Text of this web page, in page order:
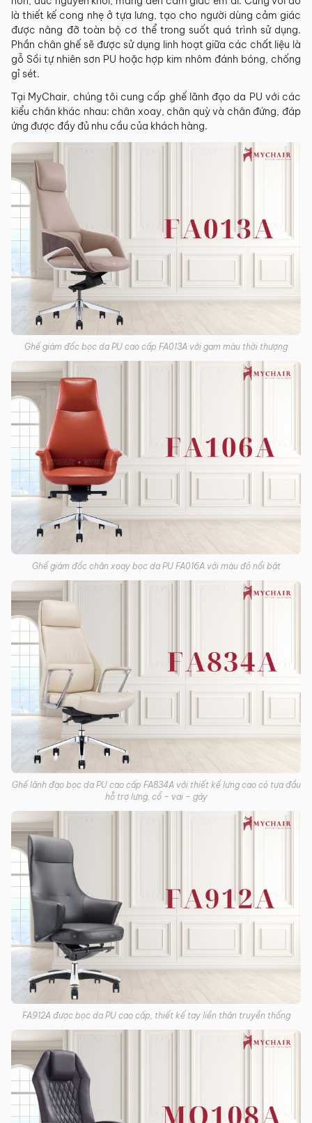
là thiết kế cong nhẹ ở tựa lưng, tạo cho người dùng cảm giác
được nâng đỡ toàn bộ cơ thể trong suốt quá trình sử dụng.
Phần chân ghế sẽ được sử dụng linh hoạt giữa các chất liệu là
gỗ Sồi tự nhiên sơn PU hoặc hợp kim nhôm đánh bóng, chống
gỉ sét.
Tại MyChair, chúng tôi cung cấp ghế lãnh đạo da PU với các
kiểu chân khác nhau: chân xoay, chân quỳ và chân đứng, đáp
ứng được đầy đủ nhu cầu của khách hàng.
Ghế giám đốc bọc da PU cao cấp FA013A với gam màu thời thượng
Ghế giám đốc chân xoay bọc da PU FA016A với màu đỏ nổi bật
Ghế lãnh đạo bọc da PU cao cấp FA834A với thiết kế lưng cao có tựa đầu
hỗ trợ lưng, cổ – vai – gáy
FA912A được bọc da PU cao cấp, thiết kế tay liền thân truyền thống